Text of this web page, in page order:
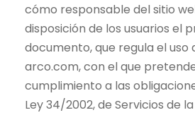
cómo responsable del sitio
disposición de los usuarios el
documento, que regula el uso
arco.com, con el que
cumplimiento a las
Ley 34/2002, de Servicios de